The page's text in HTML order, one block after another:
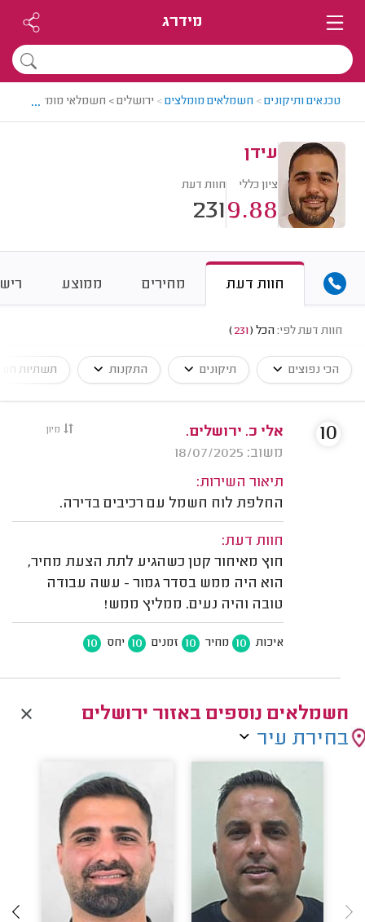
מידרג
טכנאים ותיקונים> חשמלאים מומלצים> ירושלים > חשמלאי מומלץ - עידן
...
עידן
ציון כללי
9.88
חוות דעת
231
חוות דעת מחירים ממוצע
חוות דעת לפי: הכל (
231
)
הכי נפוצים תיקונים התקנות תשתיות
מיון
אלי כ. ירושלים.
משוב: 18/07/2025
תיאור השירות:
החלפת לוח חשמל עם רכיבים בדירה.
חוות דעת:
חוץ מאיחור קטן כשהגיע לתת הצעת מחיר,
הוא היה ממש בסדר גמור - עשה עבודה
טובה והיה נעים. ממליץ ממש!
איכות 10 מחיר 10 זמנים 10 יחס 10
10
חשמלאים נוספים באזור ירושלים
בחירת עיר